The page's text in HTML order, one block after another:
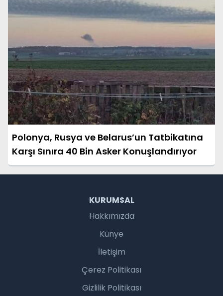
Polonya, Rusya ve Belarus’un Tatbikatına
Karşı Sınıra 40 Bin Asker Konuşlandırıyor
KURUMSAL
Hakkımızda
Künye
İletişim
Çerez Politikası
Gizlilik Politikası